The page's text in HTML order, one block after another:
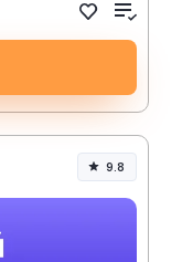
9.8